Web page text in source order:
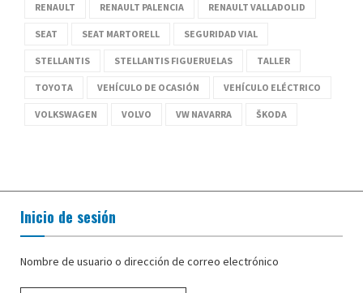
RENAULT RENAULT PALENCIA RENAULT VALLADOLID
SEAT SEAT MARTORELL SEGURIDAD VIAL
STELLANTIS STELLANTIS FIGUERUELAS TALLER
TOYOTA VEHÍCULO DE OCASIÓN VEHÍCULO ELÉCTRICO
VOLKSWAGEN VOLVO VW NAVARRA ŠKODA
Inicio de sesión
Nombre de usuario o dirección de correo electrónico